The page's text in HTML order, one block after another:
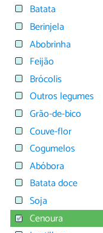
Batata
Berinjela
Abobrinha
Feijão
Brócolis
Outros legumes
Grão-de-bico
Couve-flor
Cogumelos
Abóbora
Batata doce
Soja
Cenoura